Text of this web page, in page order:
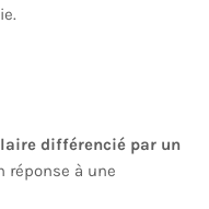
différencié par un
réponse à une